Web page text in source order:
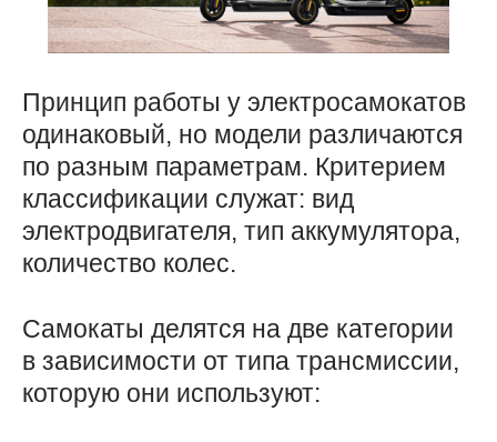
Принцип работы у электросамокатов
одинаковый, но модели различаются
по разным параметрам. Критерием
классификации служат: вид
электродвигателя, тип аккумулятора,
количество колес.
Самокаты делятся на две категории
в зависимости от типа трансмиссии,
которую они используют: